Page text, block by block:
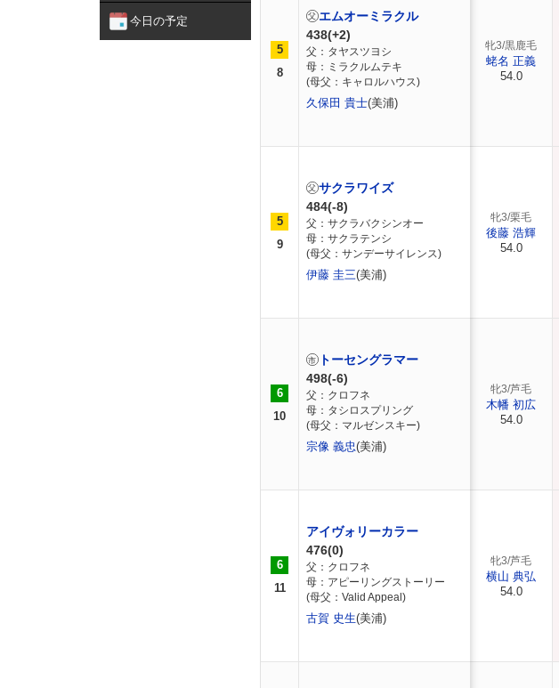
今日の予定
5
8
エムオーミラクル
438(+2)
父：タヤスツヨシ
母：ミラクルムテキ
(母父：キャロルハウス)
久保田 貴士(美浦)
5
9
サクラワイズ
484(-8)
父：サクラバクシンオー
母：サクラテンシ
(母父：サンデーサイレンス)
伊藤 圭三(美浦)
6
10
トーセングラマー
498(-6)
父：クロフネ
母：タシロスプリング
(母父：マルゼンスキー)
宗像 義忠(美浦)
6
11
アイヴォリーカラー
476(0)
父：クロフネ
母：アピーリングストーリー
(母父：Valid Appeal)
古賀 史生(美浦)
牝3/黒鹿毛
蛯名 正義
54.0
牝3/栗毛
後藤 浩輝
54.0
牝3/芦毛
木幡 初広
54.0
牝3/芦毛
横山 典弘
54.0